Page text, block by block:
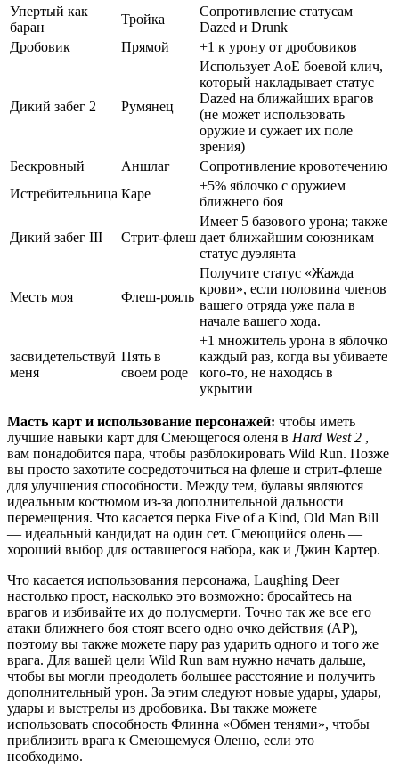
Упертый как
баран
Тройка
Сопротивление статусам
Dazed и Drunk
Дробовик
Прямой +1 к урону от дробовиков
Дикий забег 2 Румянец
Использует AoE боевой клич,
который накладывает статус
Dazed на ближайших врагов
(не может использовать
оружие и сужает их поле
зрения)
Бескровный
Аншлаг
Сопротивление кровотечению
Истребительница Каре
+5% яблочко с оружием
ближнего боя
Дикий забег III Стрит-флеш
Имеет 5 базового урона; также
дает ближайшим союзникам
статус дуэлянта
Месть моя Флеш-рояль
Получите статус «Жажда
крови», если половина членов
вашего отряда уже пала в
начале вашего хода.
засвидетельствуй
меня
Пять в
своем роде
+1 множитель урона в яблочко
каждый раз, когда вы убиваете
кого-то, не находясь в
укрытии
Масть карт и использование персонажей: чтобы иметь
лучшие навыки карт для Смеющегося оленя в Hard West 2 ,
вам понадобится пара, чтобы разблокировать Wild Run. Позже
вы просто захотите сосредоточиться на флеше и стрит-флеше
для улучшения способности. Между тем, булавы являются
идеальным костюмом из-за дополнительной дальности
перемещения. Что касается перка Five of a Kind, Old Man Bill
— идеальный кандидат на один сет. Смеющийся олень —
хороший выбор для оставшегося набора, как и Джин Картер.
Что касается использования персонажа, Laughing Deer
настолько прост, насколько это возможно: бросайтесь на
врагов и избивайте их до полусмерти. Точно так же все его
атаки ближнего боя стоят всего одно очко действия (AP),
поэтому вы также можете пару раз ударить одного и того же
врага. Для вашей цели Wild Run вам нужно начать дальше,
чтобы вы могли преодолеть большее расстояние и получить
дополнительный урон. За этим следуют новые удары, удары,
удары и выстрелы из дробовика. Вы также можете
использовать способность Флинна «Обмен тенями», чтобы
приблизить врага к Смеющемуся Оленю, если это
необходимо.